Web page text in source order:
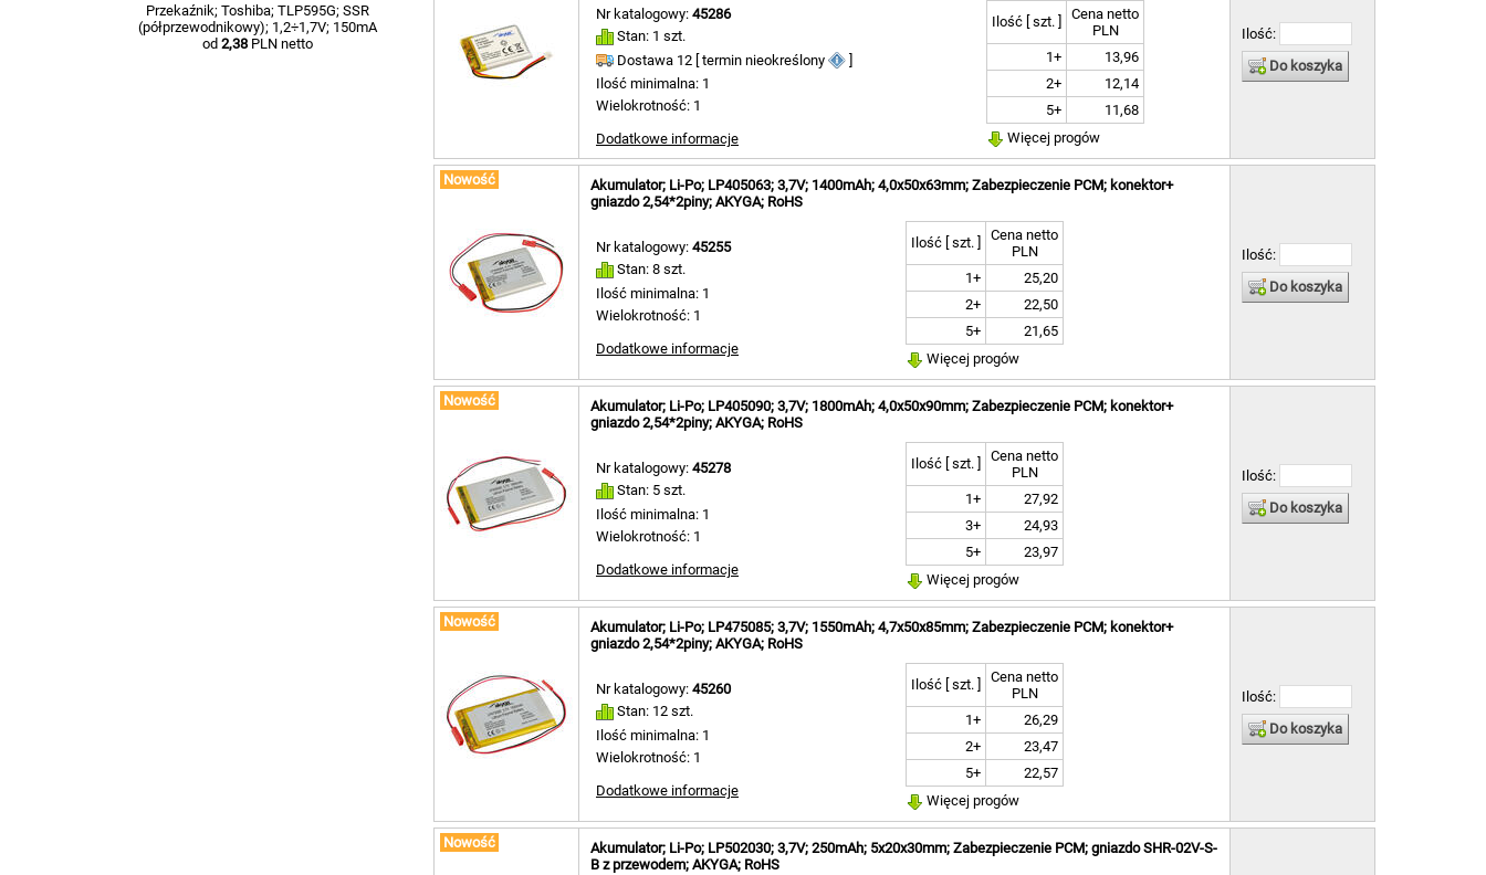
Przekaźnik; Toshiba; TLP595G; SSR
(półprzewodnikowy); 1,2÷1,7V; 150mA
od 2,38 PLN netto
Nr katalogowy: 45286
Stan: 1 szt.
Dostawa 12 [ termin nieokreślony
Ilość minimalna: 1
Wielokrotność: 1
Dodatkowe informacje
Ilość [ szt. ]
Cena netto
PLN
1+
13,96
2+
12,14
5+
11,68
Więcej progów
Ilość:
Do koszyka
Nowość
Akumulator; Li-Po; LP405063; 3,7V; 1400mAh; 4,0x50x63mm; Zabezpieczenie PCM; konektor+
gniazdo 2,54*2piny; AKYGA; RoHS
Nr katalogowy: 45255
Stan: 8 szt.
Ilość minimalna: 1
Wielokrotność: 1
Dodatkowe informacje
Ilość [ szt. ]
Cena netto
PLN
1+
25,20
2+
22,50
5+
21,65
Więcej progów
Ilość:
Do koszyka
Nowość
Akumulator; Li-Po; LP405090; 3,7V; 1800mAh; 4,0x50x90mm; Zabezpieczenie PCM; konektor+
gniazdo 2,54*2piny; AKYGA; RoHS
Nr katalogowy: 45278
Stan: 5 szt.
Ilość minimalna: 1
Wielokrotność: 1
Dodatkowe informacje
Ilość [ szt. ]
Cena netto
PLN
1+
27,92
3+
24,93
5+
23,97
Więcej progów
Ilość:
Do koszyka
Nowość
Akumulator; Li-Po; LP475085; 3,7V; 1550mAh; 4,7x50x85mm; Zabezpieczenie PCM; konektor+
gniazdo 2,54*2piny; AKYGA; RoHS
Nr katalogowy: 45260
Stan: 12 szt.
Ilość minimalna: 1
Wielokrotność: 1
Dodatkowe informacje
Ilość [ szt. ]
Cena netto
PLN
1+
26,29
2+
23,47
5+
22,57
Więcej progów
Ilość:
Do koszyka
Nowość
Akumulator; Li-Po; LP502030; 3,7V; 250mAh; 5x20x30mm; Zabezpieczenie PCM; gniazdo SHR-02V-S-
B z przewodem; AKYGA; RoHS